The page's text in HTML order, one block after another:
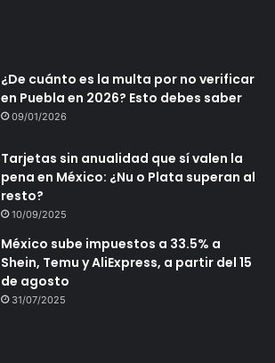
¿De cuánto es la multa por no verificar
en Puebla en 2026? Esto debes saber
09/01/2026
Tarjetas sin anualidad que sí valen la
pena en México: ¿Nu o Plata superan al
resto?
10/09/2025
México sube impuestos a 33.5% a
Shein, Temu y AliExpress, a partir del 15
de agosto
31/07/2025